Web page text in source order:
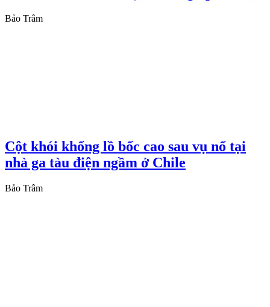
Bảo Trâm
Cột khói khổng lồ bốc cao sau vụ nổ tại
nhà ga tàu điện ngầm ở Chile
Bảo Trâm